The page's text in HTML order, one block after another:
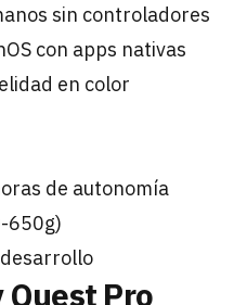
sin controladores
con apps nativas
en color
de autonomía
650g)
Quest Pro